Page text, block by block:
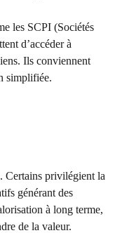
les SCPI (Sociétés
d’accéder à
Ils conviennent
simplifiée.
Certains privilégient la
générant des
à long terme,
de la valeur.